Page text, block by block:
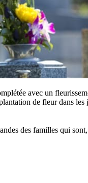
avec un
de fleur dans
des familles qui